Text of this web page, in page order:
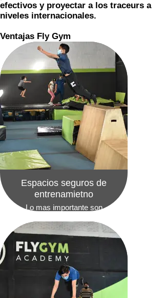
efectivos y proyectar a los traceurs a
niveles internacionales.
Ventajas Fly Gym
Espacios seguros de
entrenamietno
Lo mas importante son
cuidarlos nos permite llegar
a niveles mas altos